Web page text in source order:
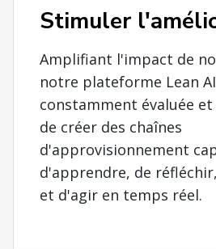
Stimuler
Amplifiant l'impact de
notre plateforme Lean
constamment évaluée
de créer des chaînes
d'approvisionnement
d'apprendre, de
et d'agir en temps réel.